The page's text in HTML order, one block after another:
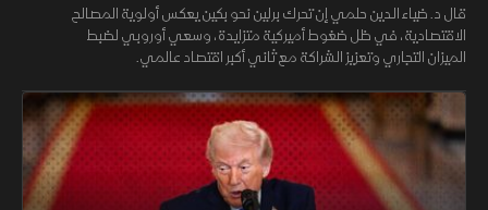
قال د. ضياء الدين حلمي إن تحرك برلين نحو بكين يعكس أولوية المصالح
الاقتصادية، في ظل ضغوط أميركية متزايدة، وسعي أوروبي لضبط
الميزان التجاري وتعزيز الشراكة مع ثاني أكبر اقتصاد عالمي.